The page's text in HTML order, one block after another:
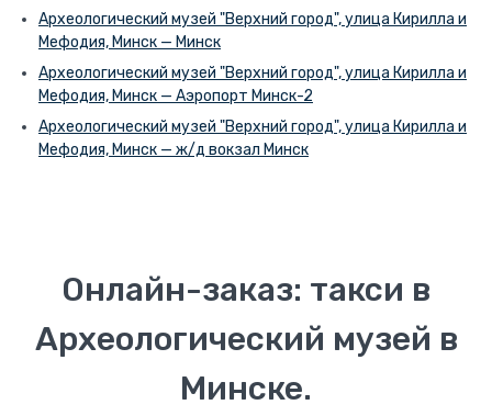
Археологический музей "Верхний город", улица Кирилла и
Мефодия, Минск — Минск
Археологический музей "Верхний город", улица Кирилла и
Мефодия, Минск — Аэропорт Минск-2
Археологический музей "Верхний город", улица Кирилла и
Мефодия, Минск — ж/д вокзал Минск
Онлайн-заказ: такси в
Археологический музей в
Минске.